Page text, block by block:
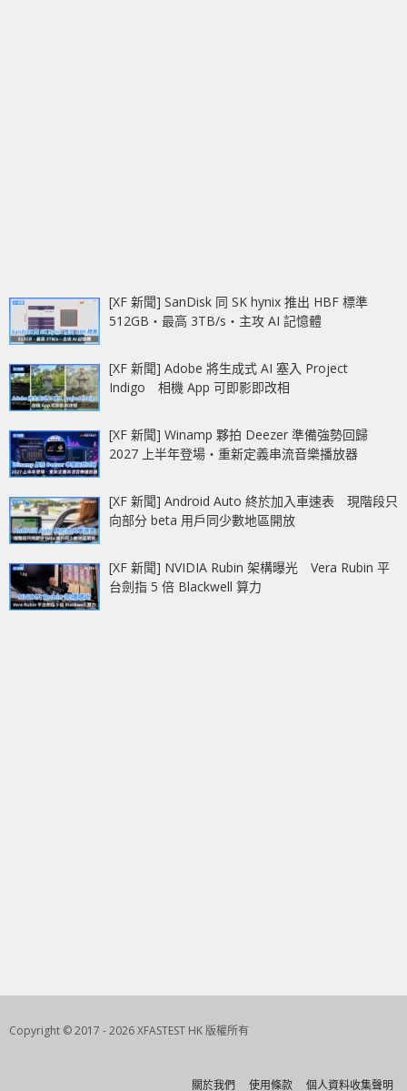
[XF 新聞] SanDisk 同 SK hynix 推出 HBF 標準
512GB‧最高 3TB/s‧主攻 AI 記憶體
[XF 新聞] Adobe 將生成式 AI 塞入 Project
Indigo 相機 App 可即影即改相
[XF 新聞] Winamp 夥拍 Deezer 準備強勢回歸
2027 上半年登場‧重新定義串流音樂播放器
[XF 新聞] Android Auto 終於加入車速表 現階段只
向部分 beta 用戶同少數地區開放
[XF 新聞] NVIDIA Rubin 架構曝光 Vera Rubin 平
台劍指 5 倍 Blackwell 算力
Copyright © 2017 - 2026 XFASTEST HK 版權所有
關於我們 使用條款 個人資料收集聲明